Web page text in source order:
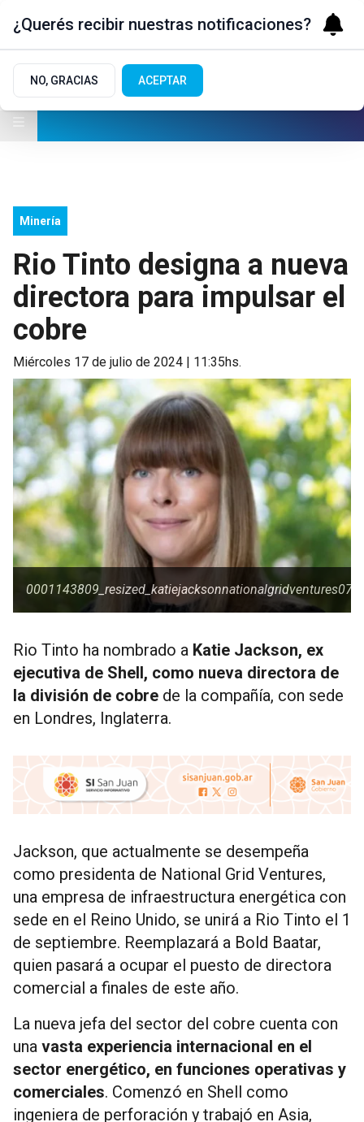
Minería
Rio Tinto designa a nueva
directora para impulsar el
cobre
miércoles 17 de julio de 2024 | 11:35hs.
Rio Tinto ha nombrado a Katie Jackson, ex
ejecutiva de Shell, como nueva directora de
la división de cobre de la compañía, con sede
en Londres, Inglaterra.
Jackson, que actualmente se desempeña
como presidenta de National Grid Ventures,
una empresa de infraestructura energética con
sede en el Reino Unido, se unirá a Rio Tinto el 1
de septiembre. Reemplazará a Bold Baatar,
quien pasará a ocupar el puesto de directora
comercial a finales de este año.
La nueva jefa del sector del cobre cuenta con
una vasta experiencia internacional en el
sector energético, en funciones operativas y
comerciales. Comenzó en Shell como
ingeniera de perforación y trabajó en Asia,
¿Querés recibir nuestras notificaciones?
NO, GRACIAS ACEPTAR